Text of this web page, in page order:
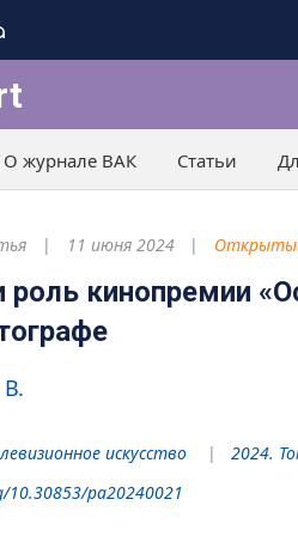
О журнале ВАК Статьи
11 июня 2024
роль кинопремии
искусство
2024.
pa20240021